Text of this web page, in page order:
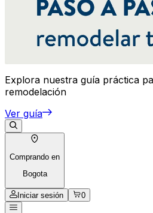
Explora nuestra guía práctica
remodelación
Ver guía
Comprando en
Bogota
Iniciar sesión 0